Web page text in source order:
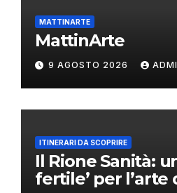
MATTINARTE
MattinArte
9 AGOSTO 2026
ITINERARI DA SCOPRIRE
Il Rione Sanità:
fertile’ per l’arte